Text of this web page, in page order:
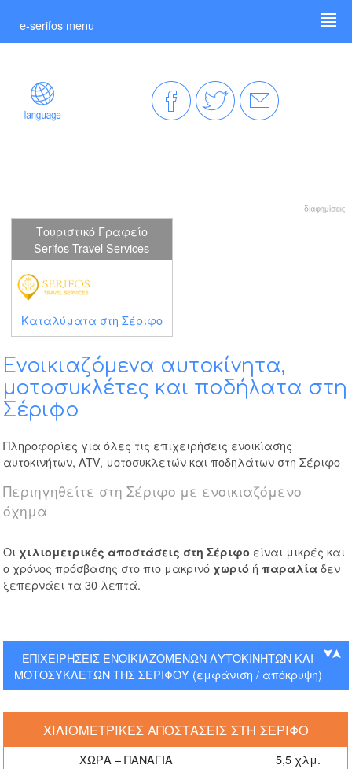
e-serifos menu
Τουριστικό Γραφείο
Serifos Travel Services
Καταλύματα στη Σέριφο
Ενοικιαζόμενα αυτοκίνητα,
μοτοσυκλέτες και ποδήλατα στη
Σέριφο
Πληροφορίες για όλες τις επιχειρήσεις ενοικίασης
αυτοκινήτων, ATV, μοτοσυκλετών και ποδηλάτων στη Σέριφο
Περιηγηθείτε στη Σέριφο με ενοικιαζόμενο
όχημα
Οι χιλιομετρικές αποστάσεις στη Σέριφο είναι μικρές και
ο χρόνος πρόσβασης στο πιο μακρινό χωριό ήπαραλία δεν
ξεπερνάει τα 30 λεπτά.
ΕΠΙΧΕΙΡΗΣΕΙΣ ΕΝΟΙΚΙΑΖΟΜΕΝΩΝ ΑΥΤΟΚΙΝΗΤΩΝ ΚΑΙ
ΜΟΤΟΣΥΚΛΕΤΩΝ ΤΗΣ ΣΕΡΙΦΟΥ (εμφάνιση / απόκρυψη)
ΧΙΛΙΟΜΕΤΡΙΚΕΣ ΑΠΟΣΤΑΣΕΙΣ ΣΤΗ ΣΕΡΙΦΟ
ΧΩΡΑ – ΠΑΝΑΓΙΑ
5,5 χλμ.